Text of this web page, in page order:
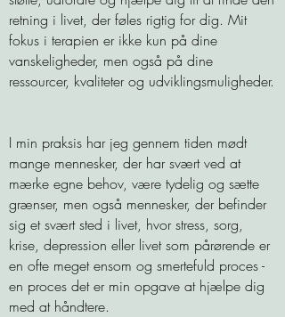
retning i livet, der føles rigtig for dig. Mit
fokus i terapien er ikke kun på dine
vanskeligheder, men også på dine
ressourcer, kvaliteter og udviklingsmuligheder.
I min praksis har jeg gennem tiden mødt
mange mennesker, der har svært ved at
mærke egne behov, være tydelig og sætte
grænser, men også mennesker, der befinder
sig et svært sted i livet, hvor stress, sorg,
krise, depression eller livet som pårørende er
en ofte meget ensom og smertefuld proces -
en proces det er min opgave at hjælpe dig
med at håndtere.